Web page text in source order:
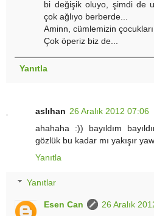
bi değişik oluyo, şimdi de
çok ağlıyo berberde...
Aminn, cümlemizin
Çok öperiz biz de...
Yanıtla
aslıhan 26 Aralık 2012 07:06
ahahaha :)) bayıldım
gözlük bu kadar mı yakışır
Yanıtla
Yanıtlar
Esen Can
26 Aralık